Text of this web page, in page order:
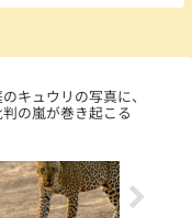
キュウリの写真に、
の嵐が巻き起こる